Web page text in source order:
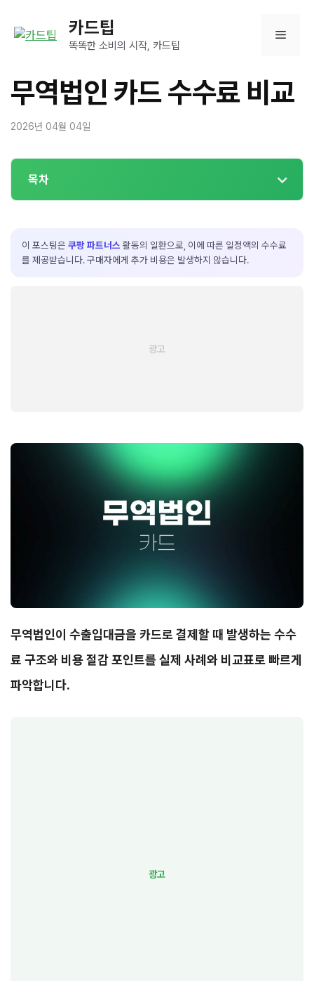
카드팁
똑똑한 소비의 시작, 카드팁
메
무역법인 카드 수수료 비교
2026년 04월 04일
목차
이 포스팅은 쿠팡 파트너스 활동의 일환으로, 이에 따른 일정액의 수수료
를 제공받습니다. 구매자에게 추가 비용은 발생하지 않습니다.
무역법인이 수출입대금을 카드로 결제할 때 발생하는 수수
료 구조와 비용 절감 포인트를 실제 사례와 비교표로 빠르게
파악합니다.